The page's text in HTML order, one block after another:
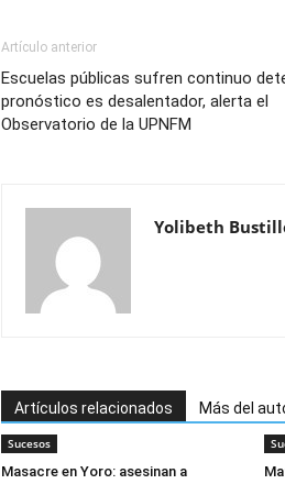
Artículo anterior
Escuelas públicas sufren continuo
pronóstico es desalentador, alerta el
Observatorio de la UPNFM
Yolibeth
Artículos relacionados Más del
Sucesos
Masacre en Yoro: asesinan a